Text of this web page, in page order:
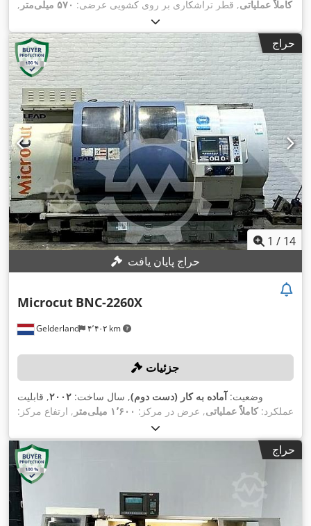
کاملاً عملیاتی, قطر تراشکاری بر روی کشویی عرضی: ۵۷۰ میلی‌متر
,
, طول تراشکاری:
چرخیدن بر روی بستر کشویی:۳۶۵ میلی‌متر , ارتفاع مرکز:۲۸۰
میلی‌متر, وزن کل:۴٬۰۰۰ کیلوگرم , حراج
1 / 14
حراج پایان یافت
Gelderland ۴٬۴۰۲ km
Microcut BNC-2260X
جزئیات
وضعیت: آماده به کار (دست دوم), سال ساخت: ۲۰۰۲, قابلیت
عملکرد:کاملاً عملیاتی, عرض در مرکز: ۱٬۶۰۰ میلی‌متر
, ارتفاع مرکز:
, حداکثر سرعت اسپیندل:
کنترلر:Fagor 8055 , قدرت:۱۵٫۵ کیلووات (۲۱٫۰۷ اسب بخار) ,
حراج